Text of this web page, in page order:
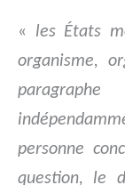
« les États
organisme,
personne
question, le